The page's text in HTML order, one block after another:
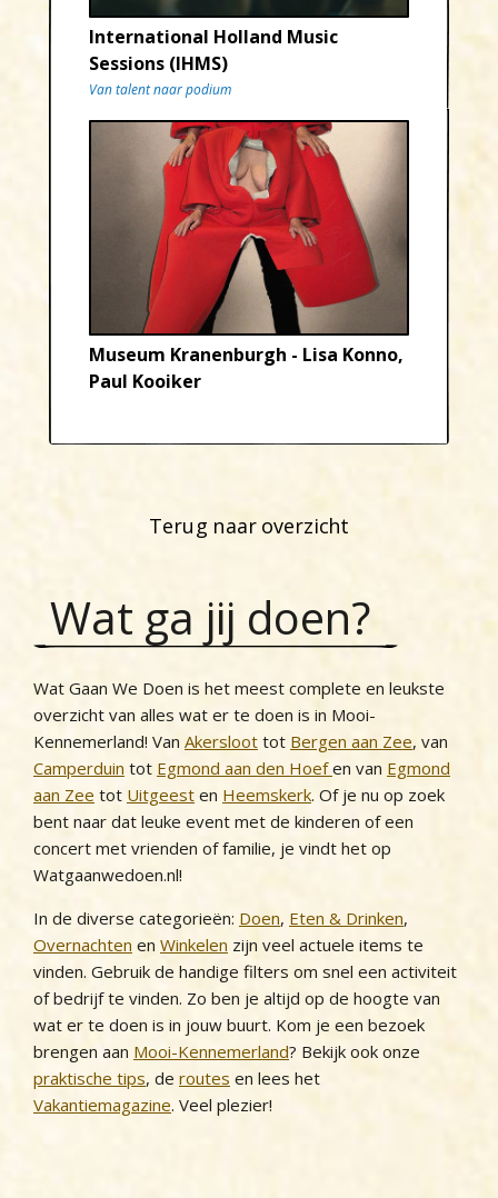
Terug naar overzicht
International Holland Music
Sessions (IHMS)
Van talent naar podium
Museum Kranenburgh - Lisa Konno,
Paul Kooiker
Wat ga jij doen?
Wat Gaan We Doen is het meest complete en leukste
overzicht van alles wat er te doen is in Mooi-
Kennemerland! Van Akersloot tot Bergen aan Zee, van
Camperduin tot Egmond aan den Hoefen van Egmond
aan Zee tot Uitgeest en Heemskerk. Of je nu op zoek
bent naar dat leuke event met de kinderen of een
concert met vrienden of familie, je vindt het op
Watgaanwedoen.nl!
In de diverse categorieën: Doen, Eten & Drinken,
Overnachten en Winkelen zijn veel actuele items te
vinden. Gebruik de handige filters om snel een activiteit
of bedrijf te vinden. Zo ben je altijd op de hoogte van
wat er te doen is in jouw buurt. Kom je een bezoek
brengen aan Mooi-Kennemerland? Bekijk ook onze
praktische tips, de routes en lees het
Vakantiemagazine. Veel plezier!